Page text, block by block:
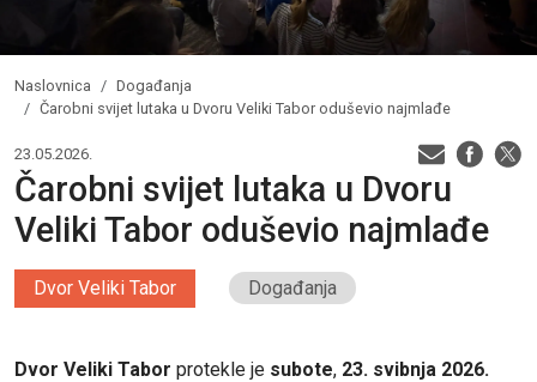
Naslovnica
Događanja
Čarobni svijet lutaka u Dvoru Veliki Tabor oduševio najmlađe
23.05.2026.
Čarobni svijet lutaka u Dvoru
Veliki Tabor oduševio najmlađe
Dvor Veliki Tabor Događanja
Dvor Veliki Tabor protekle je subote, 23. svibnja 2026.